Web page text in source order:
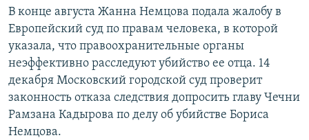
В конце августа Жанна Немцова подала жалобу в
Европейский суд по правам человека, в которой
указала, что правоохранительные органы
неэффективно расследуют убийство ее отца. 14
декабря Московский городской суд проверит
законность отказа следствия допросить главу Чечни
Рамзана Кадырова по делу об убийстве Бориса
Немцова.